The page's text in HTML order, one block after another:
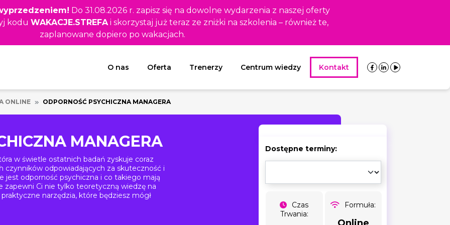
Do 31.08.2026 r. zapisz się na dowolne wydarzenia z naszej oferty
kodu WAKACJE.STREFAi skorzystaj już teraz ze zniżki na szkolenia – również te,
zaplanowane dopiero po wakacjach.
O nas Oferta Trenerzy Centrum wiedzy Kontakt
ONLINE ODPORNOŚĆ PSYCHICZNA MANAGERA
MANAGERA
w świetle ostatnich badań zyskuje coraz
czynników odpowiadających za skuteczność i
jest odporność psychiczna i co takiego mają
zapewni Ci nie tylko teoretyczną wiedzę na
narzędzia, które będziesz mógł
Dostępne terminy:
Czas
Trwania:
Formuła: